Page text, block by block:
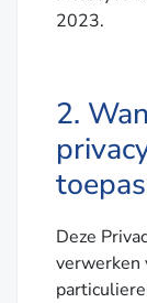
2023.
2.
Deze
verwerken